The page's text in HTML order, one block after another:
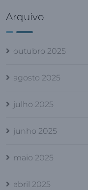
Arquivo
outubro 2025
agosto 2025
julho 2025
junho 2025
maio 2025
abril 2025